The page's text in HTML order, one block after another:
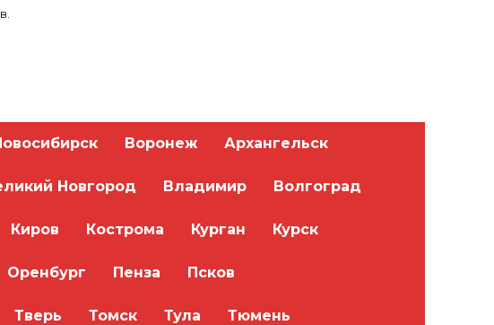
Воронеж Архангельск
Новгород Владимир Волгоград
Киров Кострома Курган Курск
Оренбург Пенза Псков
Тверь Томск Тула Тюмень